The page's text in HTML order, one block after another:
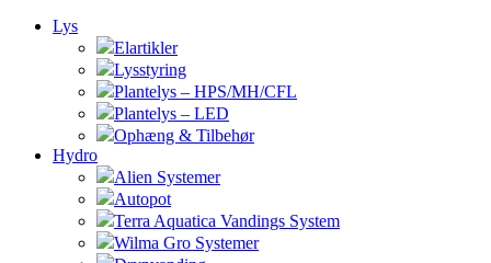
Lys
Elartikler
Lysstyring
Plantelys – HPS/MH/CFL
Plantelys – LED
Ophæng & Tilbehør
Hydro
Alien Systemer
Autopot
Terra Aquatica Vandings System
Wilma Gro Systemer